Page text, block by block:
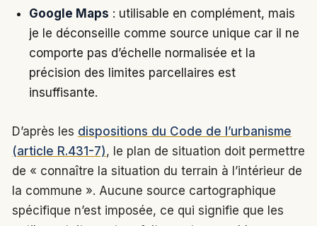
Google Maps : utilisable en complément, mais
je le déconseille comme source unique car il ne
comporte pas d’échelle normalisée et la
précision des limites parcellaires est
insuffisante.
D’après les dispositions du Code de l’urbanisme
(article R.431-7), le plan de situation doit permettre
de « connaître la situation du terrain à l’intérieur de
la commune ». Aucune source cartographique
spécifique n’est imposée, ce qui signifie que les